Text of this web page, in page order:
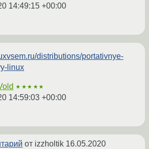
14:49:15 +00:00
distributions/portativnye-
linux
★★★★★
14:59:03 +00:00
от izzholtik 16.05.2020